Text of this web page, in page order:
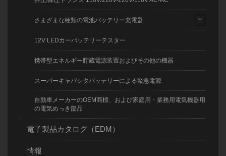
さまざまな種類の電池バッテリー充電器
12V LEDカーバッテリーテスター
携帯型エネルギー貯蔵電源装置およびその他の機器
スーパーキャパシタバッテリーによる緊急電源
自動車メーカーのOEM商標、および家庭用・業務用電気機器用
の電気めっき部品
電子製品カタログ（EDM）
情報